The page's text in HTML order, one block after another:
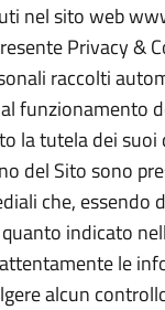
nel sito web
Privacy &
raccolti
funzionamento
la tutela dei suoi
del Sito sono
che, essendo
indicato
le
alcun